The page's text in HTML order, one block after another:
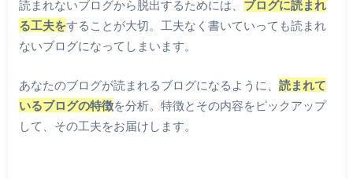
読まれないブログから脱出するためには、 ブログに読まれ
る工夫をすることが大切。工夫なく書いていっても読まれ
ないブログになってしまいます。
あなたのブログが読まれるブログになるように、 読まれて
いるブログの特徴を分析。特徴とその内容をピックアップ
して、その工夫をお届けします。